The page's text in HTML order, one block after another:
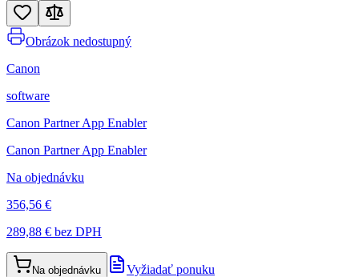
Obrázok nedostupný
Canon
software
Canon Partner App Enabler
Canon Partner App Enabler
Na objednávku
356,56 €
289,88 € bez DPH
Na objednávku Vyžiadať ponuku